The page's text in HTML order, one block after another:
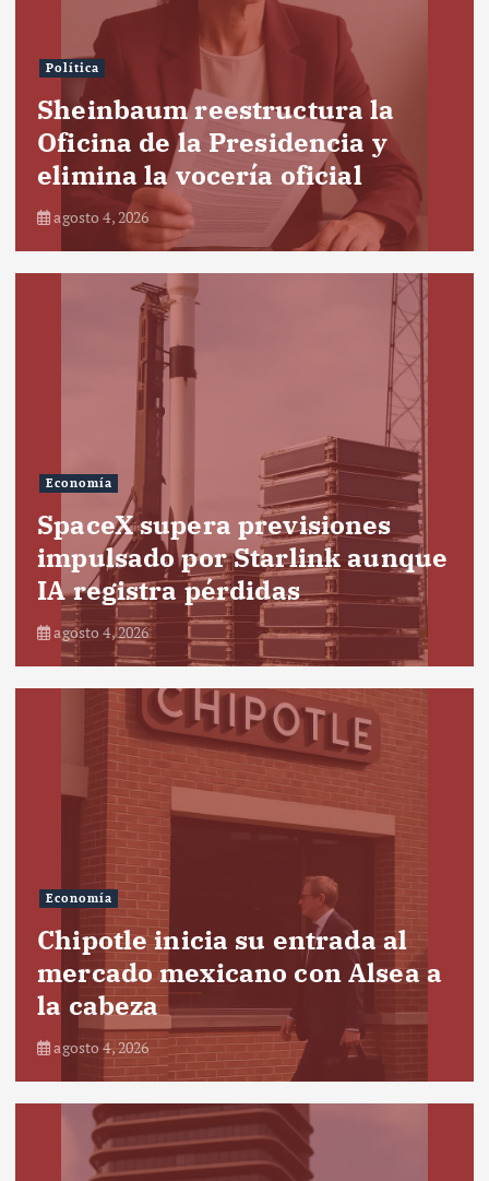
Política
Sheinbaum reestructura la
Oficina de la Presidencia y
elimina la vocería oficial
agosto 4, 2026
Economía
SpaceX supera previsiones
impulsado por Starlink aunque
IA registra pérdidas
agosto 4, 2026
Economía
Chipotle inicia su entrada al
mercado mexicano con Alsea a
la cabeza
agosto 4, 2026